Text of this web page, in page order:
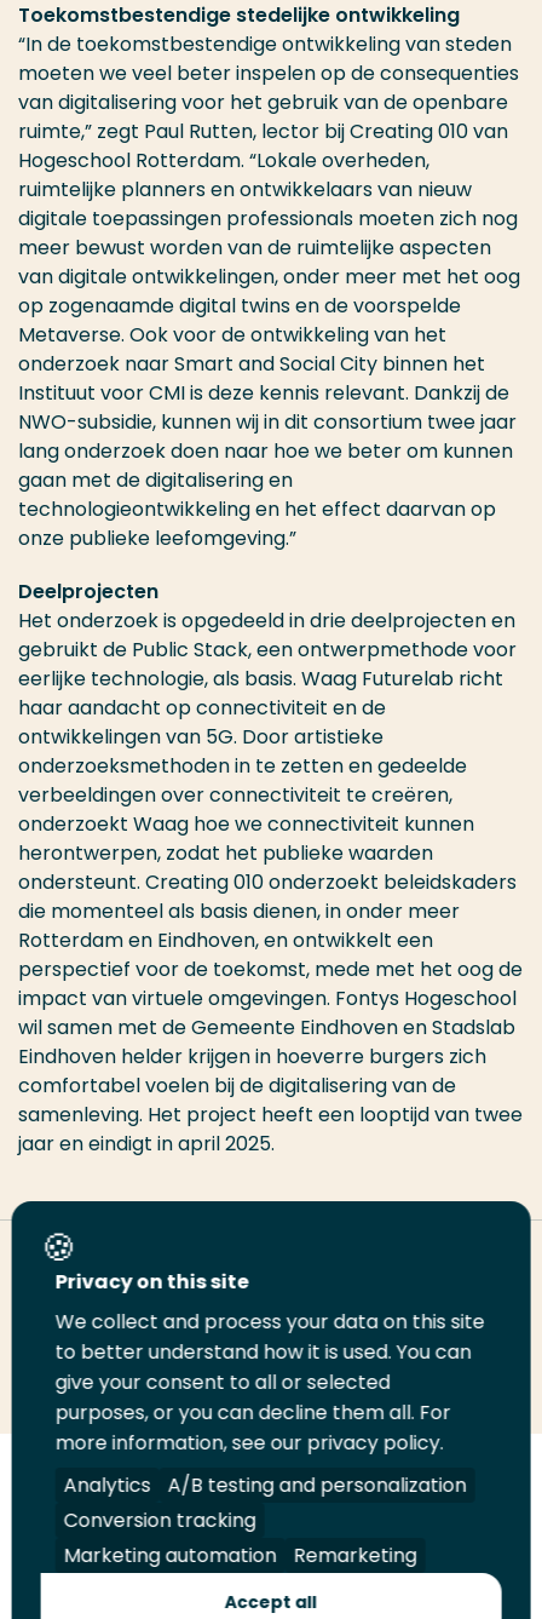
Toekomstbestendige stedelijke ontwikkeling
“In de toekomstbestendige ontwikkeling van steden
moeten we veel beter inspelen op de consequenties
van digitalisering voor het gebruik van de openbare
ruimte,” zegt Paul Rutten, lector bij Creating 010 van
Hogeschool Rotterdam. “Lokale overheden,
ruimtelijke planners en ontwikkelaars van nieuw
digitale toepassingen professionals moeten zich nog
meer bewust worden van de ruimtelijke aspecten
van digitale ontwikkelingen, onder meer met het oog
op zogenaamde digital twins en de voorspelde
Metaverse. Ook voor de ontwikkeling van het
onderzoek naar Smart and Social City binnen het
Instituut voor CMI is deze kennis relevant. Dankzij de
NWO-subsidie, kunnen wij in dit consortium twee jaar
lang onderzoek doen naar hoe we beter om kunnen
gaan met de digitalisering en
technologieontwikkeling en het effect daarvan op
onze publieke leefomgeving.”
Deelprojecten
Het onderzoek is opgedeeld in drie deelprojecten en
gebruikt de Public Stack, een ontwerpmethode voor
eerlijke technologie, als basis. Waag Futurelab richt
haar aandacht op connectiviteit en de
ontwikkelingen van 5G. Door artistieke
onderzoeksmethoden in te zetten en gedeelde
verbeeldingen over connectiviteit te creëren,
onderzoekt Waag hoe we connectiviteit kunnen
herontwerpen, zodat het publieke waarden
ondersteunt. Creating 010 onderzoekt beleidskaders
die momenteel als basis dienen, in onder meer
Rotterdam en Eindhoven, en ontwikkelt een
perspectief voor de toekomst, mede met het oog de
impact van virtuele omgevingen. Fontys Hogeschool
wil samen met de Gemeente Eindhoven en Stadslab
Eindhoven helder krijgen in hoeverre burgers zich
comfortabel voelen bij de digitalisering van de
samenleving. Het project heeft een looptijd van twee
jaar en eindigt in april 2025.
Deel deze pagina
Deel
LinkedIn
Deel
op
Twitter
Deel
op
Facebook
Email
deze
pagina
Print
deze
pagina
Volg
ons
op
LinkedIn
Volg
ons
op
Facebook
Volg
ons
op
YouTube
Volg
ons
op
Instagram
Juridisch Security A-Z Index
Contact
Privacy on this site
We collect and process your data on this site
to better understand how it is used. You can
give your consent to all or selected
purposes, or you can decline them all. For
more information, see our privacy policy.
Analytics
A/B testing and personalization
Conversion tracking
Marketing automation
Remarketing
Accept all